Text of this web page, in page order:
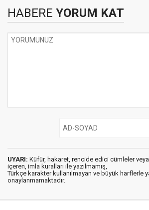
HABERE YORUM KAT
UYARI: Küfür, hakaret, rencide edici cümleler veya
içeren, imla kuralları ile yazılmamış,
Türkçe karakter kullanılmayan ve büyük harflerle
onaylanmamaktadır.